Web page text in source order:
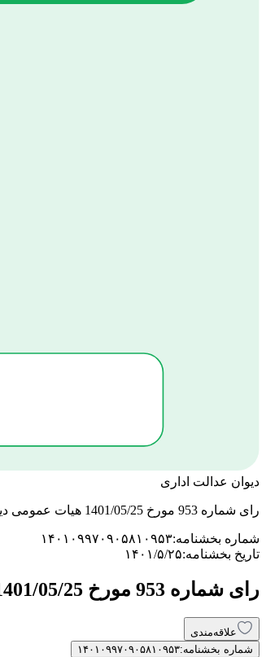
دیوان عدالت اداری
رای شماره 953 مورخ 1401/05/25 هیات عمومی دیوان عدالت اداری
شماره بخشنامه:۱۴۰۱۰۹۹۷۰۹۰۵۸۱۰۹۵۳
تاریخ بخشنامه:۱۴۰۱/۵/۲۵
رای شماره 953 مورخ 1401/05/25 هیات عمومی دیوان عدالت اداری
علاقه‌مندی
شماره بخشنامه:۱۴۰۱۰۹۹۷۰۹۰۵۸۱۰۹۵۳